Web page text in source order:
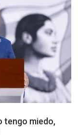
tengo miedo,